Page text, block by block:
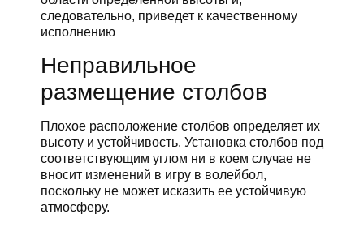
следовательно, приведет к качественному
исполнению
Неправильное
размещение столбов
Плохое расположение столбов определяет их
высоту и устойчивость. Установка столбов под
соответствующим углом ни в коем случае не
вносит изменений в игру в волейбол,
поскольку не может исказить ее устойчивую
атмосферу.